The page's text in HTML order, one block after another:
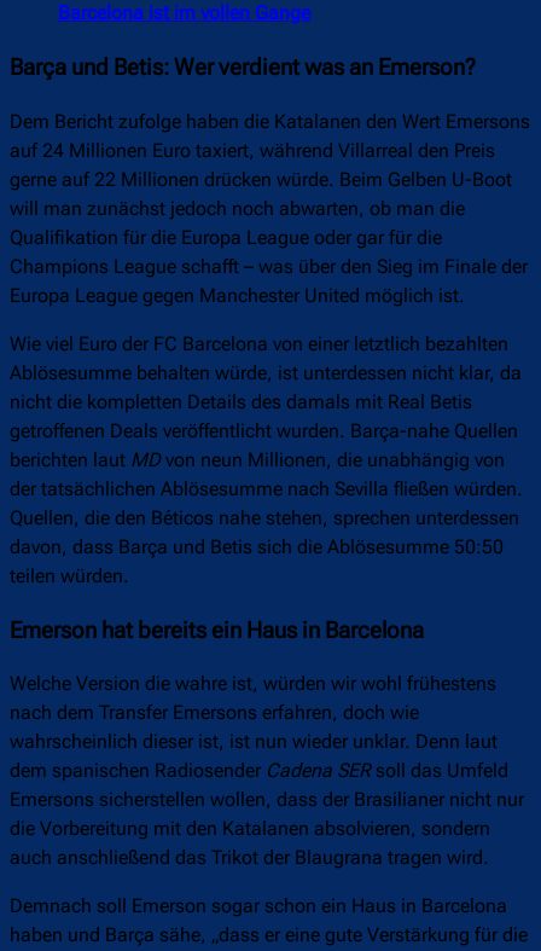
Barcelona ist im vollen Gange
Barça und Betis: Wer verdient was an Emerson?
Dem Bericht zufolge haben die Katalanen den Wert Emersons
auf 24 Millionen Euro taxiert, während Villarreal den Preis
gerne auf 22 Millionen drücken würde. Beim Gelben U-Boot
will man zunächst jedoch noch abwarten, ob man die
Qualifikation für die Europa League oder gar für die
Champions League schafft – was über den Sieg im Finale der
Europa League gegen Manchester United möglich ist.
Wie viel Euro der FC Barcelona von einer letztlich bezahlten
Ablösesumme behalten würde, ist unterdessen nicht klar, da
nicht die kompletten Details des damals mit Real Betis
getroffenen Deals veröffentlicht wurden. Barça-nahe Quellen
berichten laut MDvon neun Millionen, die unabhängig von
der tatsächlichen Ablösesumme nach Sevilla fließen würden.
Quellen, die den Béticos nahe stehen, sprechen unterdessen
davon, dass Barça und Betis sich die Ablösesumme 50:50
teilen würden.
Emerson hat bereits ein Haus in Barcelona
Welche Version die wahre ist, würden wir wohl frühestens
nach dem Transfer Emersons erfahren, doch wie
wahrscheinlich dieser ist, ist nun wieder unklar. Denn laut
dem spanischen Radiosender Cadena SER soll das Umfeld
Emersons sicherstellen wollen, dass der Brasilianer nicht nur
die Vorbereitung mit den Katalanen absolvieren, sondern
auch anschließend das Trikot der Blaugrana tragen wird.
Demnach soll Emerson sogar schon ein Haus in Barcelona
haben und Barça sähe, „dass er eine gute Verstärkung für die